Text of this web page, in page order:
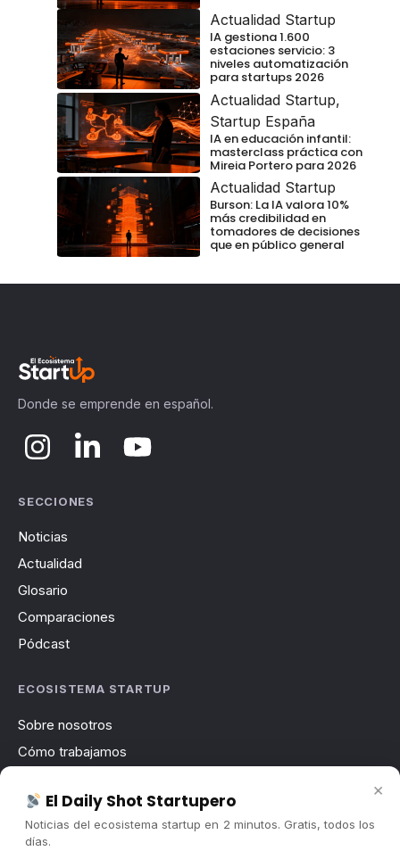
Actualidad Startup
IA gestiona 1.600
estaciones servicio: 3
niveles automatización
para startups 2026
Actualidad Startup,
Startup España
IA en educación infantil:
masterclass práctica con
Mireia Portero para 2026
Actualidad Startup
Burson: La IA valora 10%
más credibilidad en
tomadores de decisiones
que en público general
Donde se emprende en español.
SECCIONES
Noticias
Actualidad
Glosario
Comparaciones
Pódcast
ECOSISTEMA STARTUP
Sobre nosotros
Cómo trabajamos
Contacto
Publicidad
×
El Daily Shot Startupero
Noticias del ecosistema startup en 2 minutos. Gratis, todos los
días.